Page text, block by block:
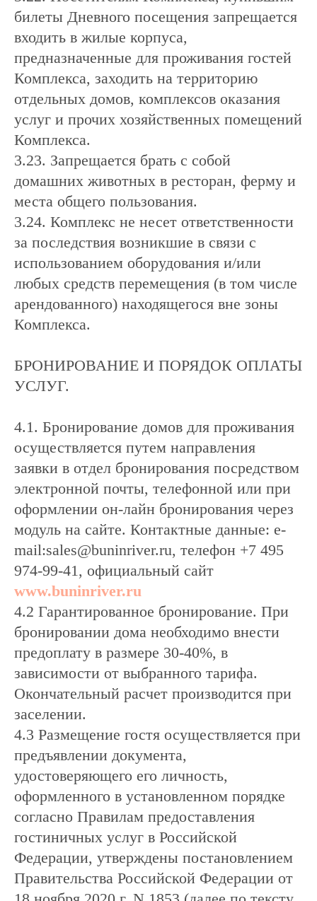
билеты Дневного посещения запрещается
входить в жилые корпуса,
предназначенные для проживания гостей
Комплекса, заходить на территорию
отдельных домов, комплексов оказания
услуг и прочих хозяйственных помещений
Комплекса.
3.23. Запрещается брать с собой
домашних животных в ресторан, ферму и
места общего пользования.
3.24. Комплекс не несет ответственности
за последствия возникшие в связи с
использованием оборудования и/или
любых средств перемещения (в том числе
арендованного) находящегося вне зоны
Комплекса.
БРОНИРОВАНИЕ И ПОРЯДОК ОПЛАТЫ
УСЛУГ.
4.1. Бронирование домов для проживания
осуществляется путем направления
заявки в отдел бронирования посредством
электронной почты, телефонной или при
оформлении он-лайн бронирования через
модуль на сайте. Контактные данные: e-
mail:sales@buninriver.ru, телефон +7 495
974-99-41, официальный сайт
www.buninriver.ru
4.2 Гарантированное бронирование. При
бронировании дома необходимо внести
предоплату в размере 30-40%, в
зависимости от выбранного тарифа.
Окончательный расчет производится при
заселении.
4.3 Размещение гостя осуществляется при
предъявлении документа,
удостоверяющего его личность,
оформленного в установленном порядке
согласно Правилам предоставления
гостиничных услуг в Российской
Федерации, утверждены постановлением
Правительства Российской Федерации от